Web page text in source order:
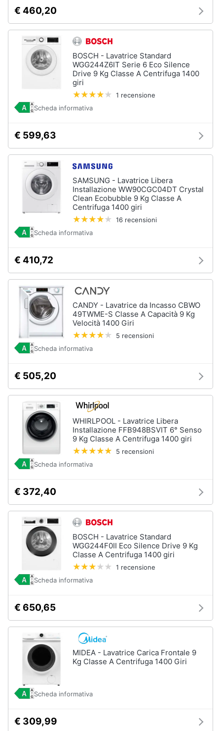
€ 460,20
BOSCH - Lavatrice Standard
WGG244Z6IT Serie 6 Eco Silence
Drive 9 Kg Classe A Centrifuga 1400
giri
1 recensione
Scheda informativa
€ 599,63
SAMSUNG - Lavatrice Libera
Installazione WW90CGC04DT Crystal
Clean Ecobubble 9 Kg Classe A
Centrifuga 1400 giri
16 recensioni
Scheda informativa
€ 410,72
CANDY - Lavatrice da Incasso CBWO
49TWME-S Classe A Capacità 9 Kg
Velocità 1400 Giri
5 recensioni
Scheda informativa
€ 505,20
WHIRLPOOL - Lavatrice Libera
Installazione FFB948BSVIT 6° Senso
9 Kg Classe A Centrifuga 1400 giri
5 recensioni
Scheda informativa
€ 372,40
BOSCH - Lavatrice Standard
WGG244F0II Eco Silence Drive 9 Kg
Classe A Centrifuga 1400 giri
1 recensione
Scheda informativa
€ 650,65
MIDEA - Lavatrice Carica Frontale 9
Kg Classe A Centrifuga 1400 Giri
Scheda informativa
€ 309,99